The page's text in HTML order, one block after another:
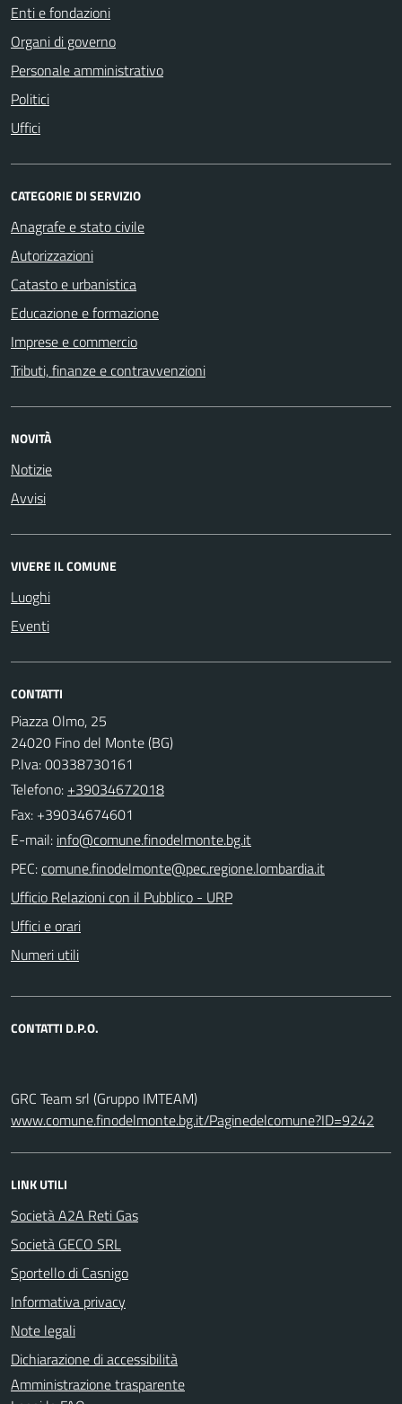
Enti e fondazioni
Organi di governo
Personale amministrativo
Politici
Uffici
CATEGORIE DI SERVIZIO
Anagrafe e stato civile
Autorizzazioni
Catasto e urbanistica
Educazione e formazione
Imprese e commercio
Tributi, finanze e contravvenzioni
NOVITÀ
Notizie
Avvisi
VIVERE IL COMUNE
Luoghi
Eventi
CONTATTI
Piazza Olmo, 25
24020 Fino del Monte (BG)
P.Iva: 00338730161
Telefono: +39034672018
Fax: +39034674601
E-mail:
PEC:
Ufficio Relazioni con il Pubblico - URP
Uffici e orari
Numeri utili
CONTATTI D.P.O.
GRC Team srl (Gruppo IMTEAM)
www.comune.finodelmonte.bg.it/Paginedelcomune?ID=9242
LINK UTILI
Società A2A Reti Gas
Società GECO SRL
Sportello di Casnigo
Informativa privacy
Note legali
Dichiarazione di accessibilità
Amministrazione trasparente